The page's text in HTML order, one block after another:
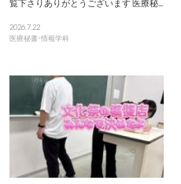
覧下さりありがとうございます 医療秘...
2026.7.22
医療秘書・情報学科